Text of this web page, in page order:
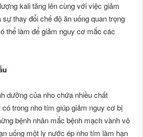
kali tăng lên cùng với việc giảm
thay đổi chế độ ăn uống quan trọng
thể làm để giảm nguy cơ mắc các
dưỡng của nho chứa nhiều chất
trong nho tím giúp giảm nguy cơ bị
bệnh nhân mắc bệnh mạch vành vô
uống một ly nước ép nho tím làm hạn